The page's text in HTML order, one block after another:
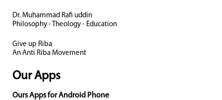
Dr. Muhammad Rafi uddin
Philosophy - Theology - Education
Give up Riba
An Anti Riba Movement
Our Apps
Ours Apps for Android Phone